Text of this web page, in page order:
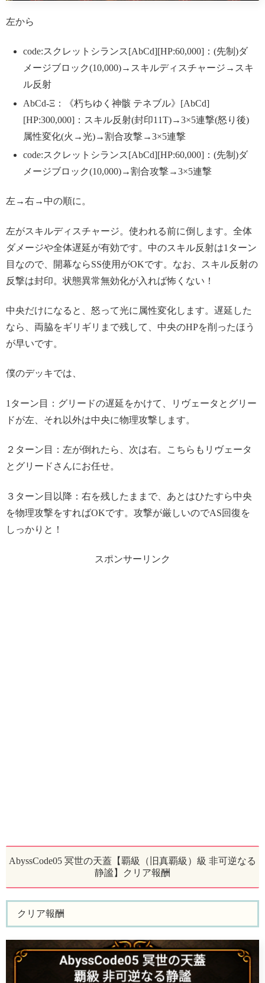
左から
code:スクレットシランス[AbCd][HP:60,000]：(先制)ダ
メージブロック(10,000)→スキルディスチャージ→スキ
ル反射
AbCd-Ξ：《朽ちゆく神骸 テネブル》[AbCd]
[HP:300,000]：スキル反射(封印11T)→3×5連撃(怒り後)
属性変化(火→光)→割合攻撃→3×5連撃
code:スクレットシランス[AbCd][HP:60,000]：(先制)ダ
メージブロック(10,000)→割合攻撃→3×5連撃
左→右→中の順に。
左がスキルディスチャージ。使われる前に倒します。全体
ダメージや全体遅延が有効です。中のスキル反射は1ターン
目なので、開幕ならSS使用がOKです。なお、スキル反射の
反撃は封印。状態異常無効化が入れば怖くない！
中央だけになると、怒って光に属性変化します。遅延した
なら、両脇をギリギリまで残して、中央のHPを削ったほう
が早いです。
僕のデッキでは、
1ターン目：グリードの遅延をかけて、リヴェータとグリー
ドが左、それ以外は中央に物理攻撃します。
２ターン目：左が倒れたら、次は右。こちらもリヴェータ
とグリードさんにお任せ。
３ターン目以降：右を残したままで、あとはひたすら中央
を物理攻撃をすればOKです。攻撃が厳しいのでAS回復を
しっかりと！
スポンサーリンク
AbyssCode05 冥世の天蓋【覇級（旧真覇級）級 非可逆なる
静謐】クリア報酬
クリア報酬